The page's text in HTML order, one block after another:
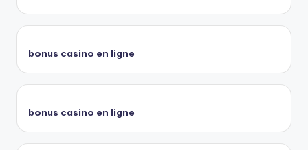
bonus casino en ligne
bonus casino en ligne